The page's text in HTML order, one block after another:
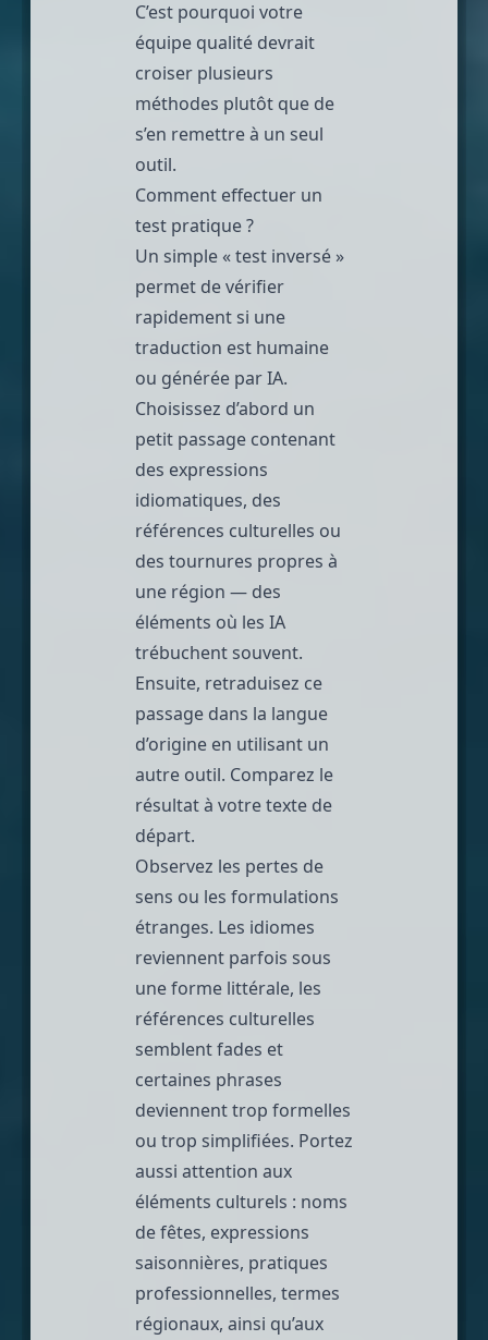
C’est pourquoi votre
équipe qualité devrait
croiser plusieurs
méthodes plutôt que de
s’en remettre à un seul
outil.
Comment effectuer un
test pratique ?
Un simple « test inversé »
permet de vérifier
rapidement si une
traduction est humaine
ou générée par IA.
Choisissez d’abord un
petit passage contenant
des expressions
idiomatiques, des
références culturelles ou
des tournures propres à
une région — des
éléments où les IA
trébuchent souvent.
Ensuite, retraduisez ce
passage dans la langue
d’origine en utilisant un
autre outil. Comparez le
résultat à votre texte de
départ.
Observez les pertes de
sens ou les formulations
étranges. Les idiomes
reviennent parfois sous
une forme littérale, les
références culturelles
semblent fades et
certaines phrases
deviennent trop formelles
ou trop simplifiées. Portez
aussi attention aux
éléments culturels : noms
de fêtes, expressions
saisonnières, pratiques
professionnelles, termes
régionaux, ainsi qu’aux